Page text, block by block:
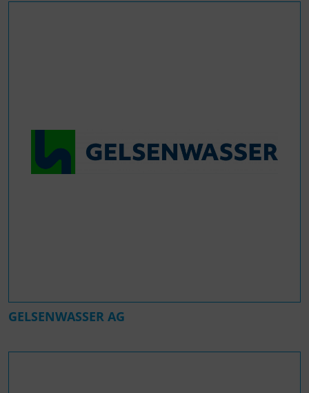
GELSENWASSER AG